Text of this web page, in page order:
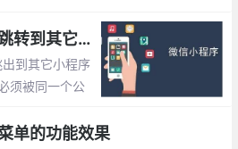
微信小程序如何实现跳转到其它小程序的功能
到其它小程序
须被同一个公
步骤。
单的功能效果